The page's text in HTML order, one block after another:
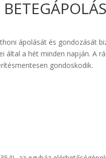
ápolását és gondozását
által a hét minden napján. A
gondoskodik.